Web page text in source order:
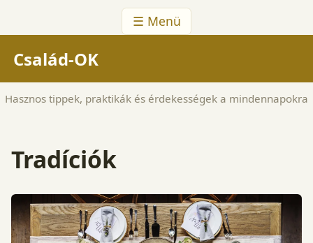
☰ Menü
Család-OK
Hasznos tippek, praktikák és érdekességek a mindennapokra
Tradíciók